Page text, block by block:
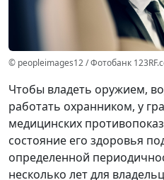
© peopleimages12 / Фотобанк
Чтобы владеть оружием,
работать охранником, у
медицинских
состояние его здоровья
определенной
несколько лет для